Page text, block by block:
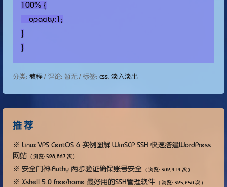
100% {
}
}
分类: 教程 / 评论: 暂无 / 标签: css, 淡入淡出
推 荐
※ Linux VPS CentOS 6 实例图解 WinSCP SSH 快速搭建WordPress
网站 - ( 浏览: 528,867 次 )
※ 安全门神：Authy 两步验证确保账号安全 - ( 浏览: 382,414 次 )
※ Xshell 5.0 free/home 最好用的SSH管理软件 - ( 浏览: 325,258 次 )